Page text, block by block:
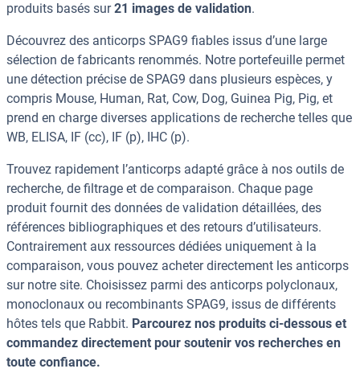
produits basés sur21 images de validation.
Découvrez des anticorps SPAG9 fiables issus d’une large
sélection de fabricants renommés. Notre portefeuille permet
une détection précise de SPAG9 dans plusieurs espèces, y
compris Mouse, Human, Rat, Cow, Dog, Guinea Pig, Pig, et
prend en charge diverses applications de recherche telles que
WB, ELISA, IF (cc), IF (p), IHC (p).
Trouvez rapidement l’anticorps adapté grâce à nos outils de
recherche, de filtrage et de comparaison. Chaque page
produit fournit des données de validation détaillées, des
références bibliographiques et des retours d’utilisateurs.
Contrairement aux ressources dédiées uniquement à la
comparaison, vous pouvez acheter directement les anticorps
sur notre site. Choisissez parmi des anticorps polyclonaux,
monoclonaux ou recombinants SPAG9, issus de différents
hôtes tels que Rabbit. Parcourez nos produits ci-dessous et
commandez directement pour soutenir vos recherches en
toute confiance.